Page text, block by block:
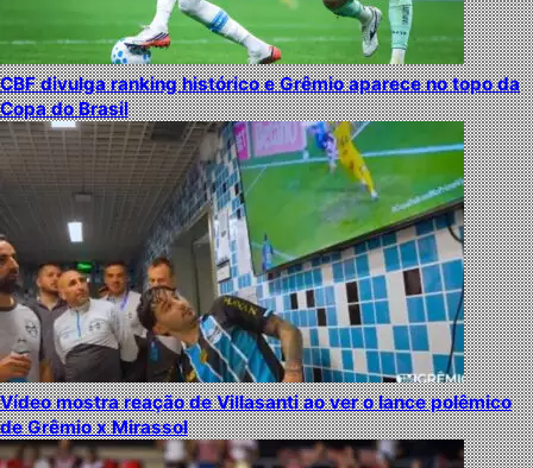
CBF divulga ranking histórico e Grêmio aparece no topo da
Copa do Brasil
Vídeo mostra reação de Villasanti ao ver o lance polêmico
de Grêmio x Mirassol